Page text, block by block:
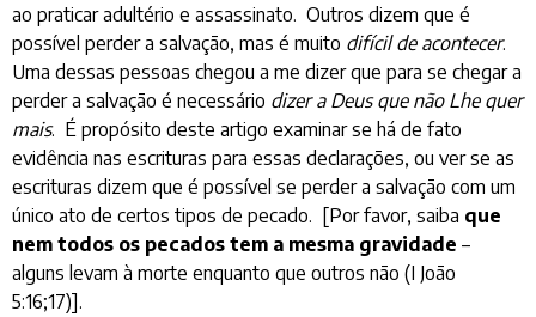
ao praticar adultério e assassinato. Outros dizem que é
possível perder a salvação, mas é muito difícil de acontecer.
Uma dessas pessoas chegou a me dizer que para se chegar a
perder a salvação é necessário dizer a Deus que não Lhe quer
mais. É propósito deste artigo examinar se há de fato
evidência nas escrituras para essas declarações, ou ver se as
escrituras dizem que é possível se perder a salvação com um
único ato de certos tipos de pecado. [Por favor, saiba que
nem todos os pecados tem a mesma gravidade –
alguns levam à morte enquanto que outros não (I João
5:16;17)].